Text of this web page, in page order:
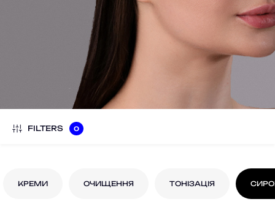
FILTERS 0
КРЕМИ ОЧИЩЕННЯ ТОНІЗАЦІЯ